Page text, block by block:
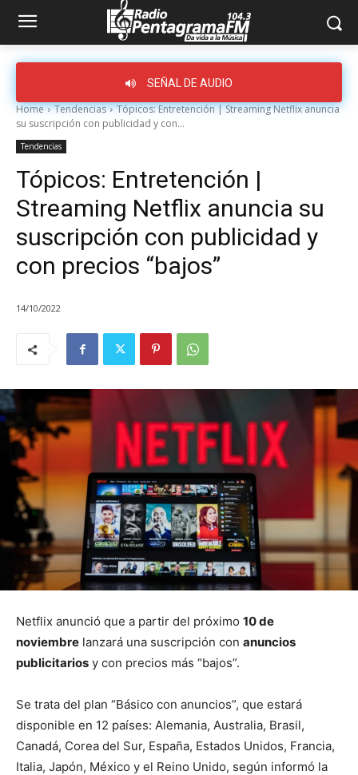
SEÑAL DE AUDIO
Home Tendencias
Tópicos: Entretención | Streaming Netflix anuncia
su suscripción con publicidad y con...
Tendencias
Tópicos: Entretención |
Streaming Netflix anuncia su
suscripción con publicidad y
con precios “bajos”
14/10/2022
Netflix anunció que a partir del próximo 10 de
noviembre lanzará una suscripción con anuncios
publicitarios y con precios más “bajos”.
Se trata del plan “Básico con anuncios”, que estará
disponible en 12 países: Alemania, Australia, Brasil,
Canadá, Corea del Sur, España, Estados Unidos, Francia,
Italia, Japón, México y el Reino Unido, según informó la